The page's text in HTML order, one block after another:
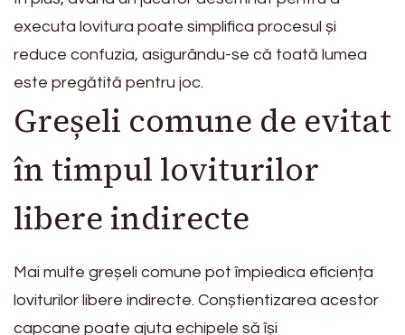
executa lovitura poate simplifica procesul și
reduce confuzia, asigurându-se că toată lumea
este pregătită pentru joc.
Greșeli comune de evitat
în timpul loviturilor
libere indirecte
Mai multe greșeli comune pot împiedica eficiența
loviturilor libere indirecte. Conștientizarea acestor
capcane poate ajuta echipele să își